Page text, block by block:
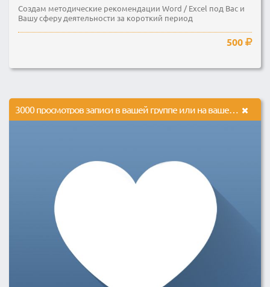
Создам методические рекомендации Word / Excel под Вас и
Вашу сферу деятельности за короткий период
500
3000 просмотров записи в вашей группе или на вашей странице в социальной сети Вконтакте.